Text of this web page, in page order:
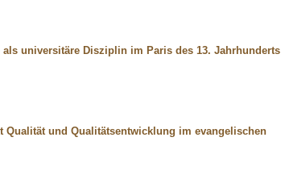
universitäre Disziplin im Paris des 13. Jahrhunderts
Qualität und Qualitätsentwicklung im evangelischen